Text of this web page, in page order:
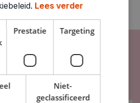
nieuwsbrief
nieuwigheden, inspiratie,
Lees verder
Prestatie Targeting
Niet-
geclassificeerd